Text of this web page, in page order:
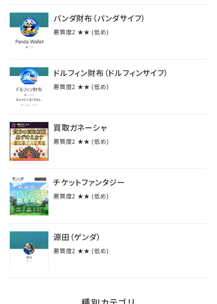
パンダ財布（パンダサイフ）
悪質度2 ★★ (低め)
ドルフィン財布（ドルフィンサイフ）
悪質度2 ★★ (低め)
買取ガネーシャ
悪質度2 ★★ (低め)
チケットファンタジー
悪質度2 ★★ (低め)
源田（ゲンダ）
悪質度2 ★★ (低め)